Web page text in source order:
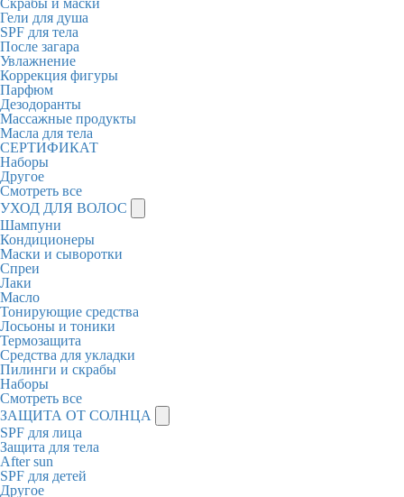
Скрабы и маски
Гели для душа
SPF для тела
После загара
Увлажнение
Коррекция фигуры
Парфюм
Дезодоранты
Массажные продукты
Масла для тела
СЕРТИФИКАТ
Наборы
Другое
Смотреть все
УХОД ДЛЯ ВОЛОС
Шампуни
Кондиционеры
Маски и сыворотки
Спреи
Лаки
Масло
Тонирующие средства
Лосьоны и тоники
Термозащита
Средства для укладки
Пилинги и скрабы
Наборы
Смотреть все
ЗАЩИТА ОТ СОЛНЦА
SPF для лица
Защита для тела
After sun
SPF для детей
Другое